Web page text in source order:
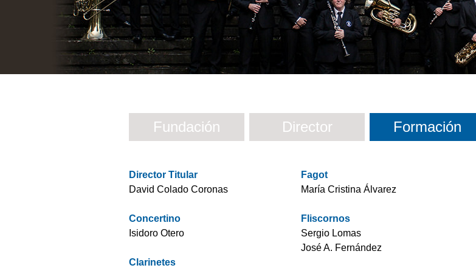
Fundación Director Formación
Director Titular
David Colado Coronas
Concertino
Isidoro Otero
Clarinetes
Fagot
María Cristina Álvarez
Fliscornos
Sergio Lomas
José A. Fernández